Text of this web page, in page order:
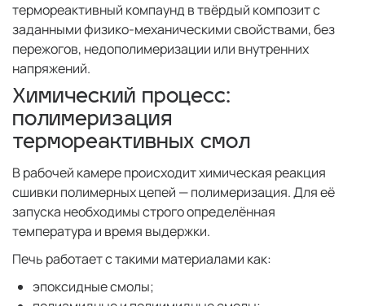
термореактивный компаунд в твёрдый композит с
заданными физико-механическими свойствами, без
пережогов, недополимеризации или внутренних
напряжений.
Химический процесс:
полимеризация
термореактивных смол
В рабочей камере происходит химическая реакция
сшивки полимерных цепей — полимеризация. Для её
запуска необходимы строго определённая
температура и время выдержки.
Печь работает с такими материалами как:
эпоксидные смолы;